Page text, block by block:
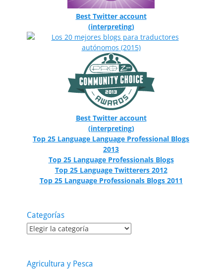
Best Twitter account
(interpreting)
Best Twitter account
(interpreting)
Top 25 Language Language Professional Blogs
2013
Top 25 Language Professionals Blogs
Top 25 Language Twitterers 2012
Top 25 Language Professionals Blogs 2011
Categorías
Categorías
Agricultura y Pesca